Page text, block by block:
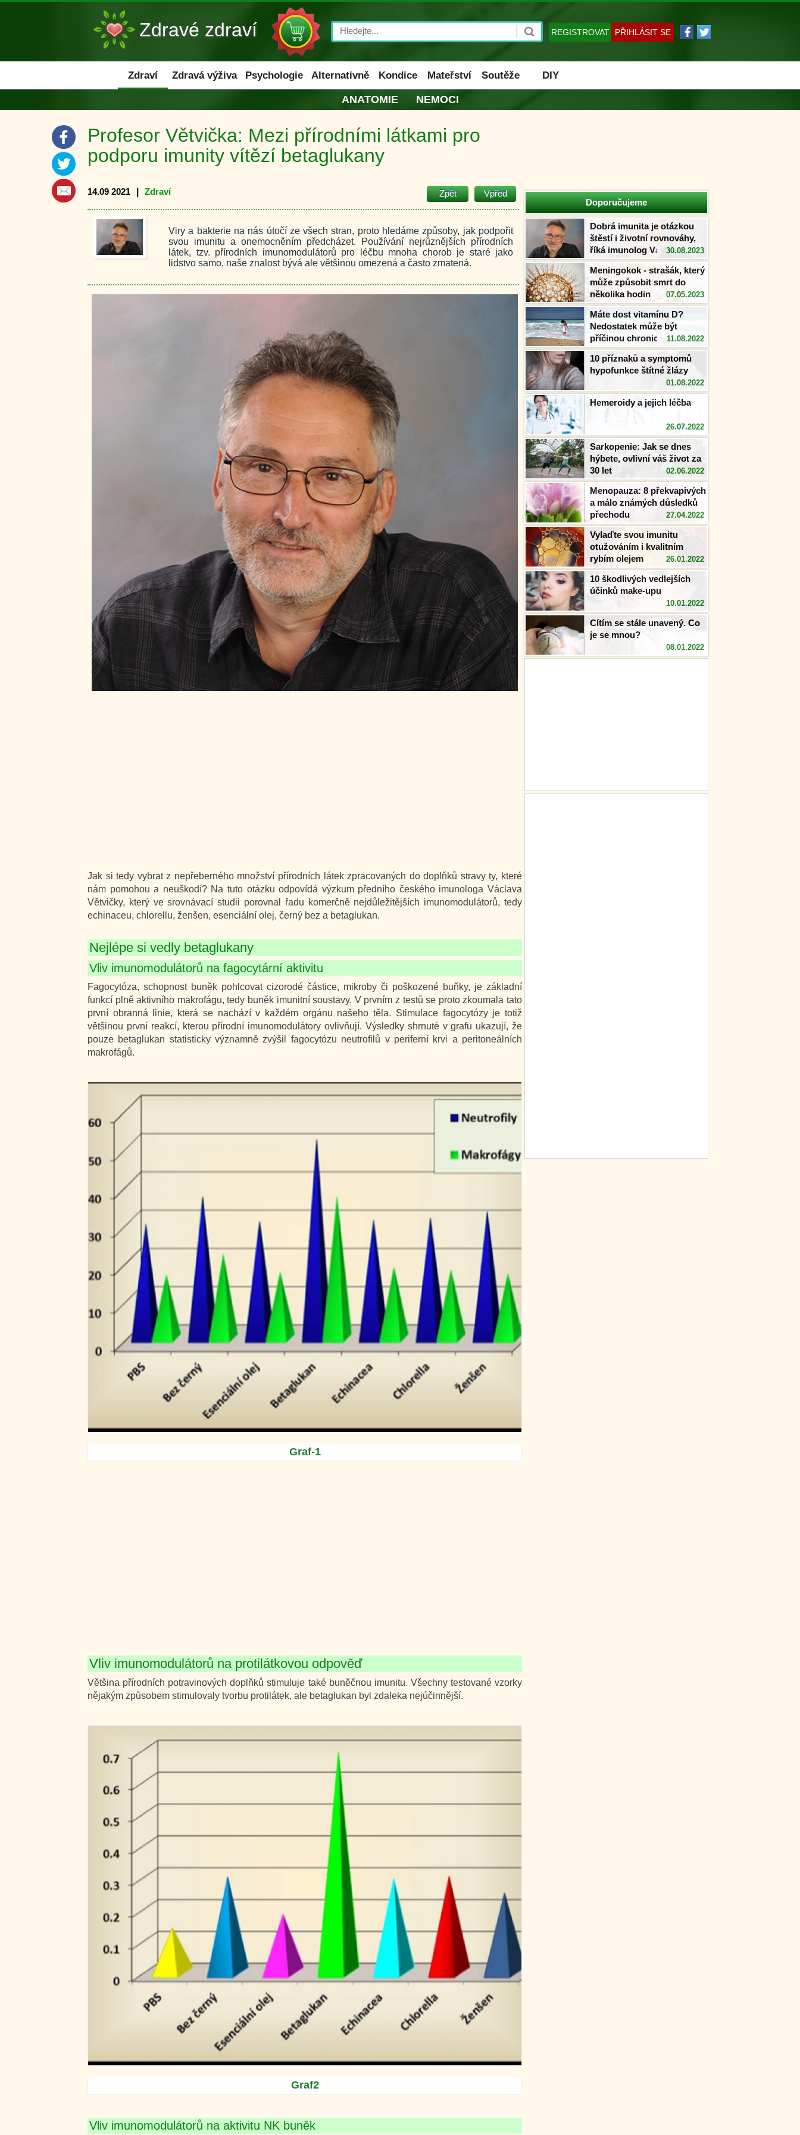
Zdravé zdraví REGISTROVAT PŘIHLÁSIT SE
Search
Zdraví Zdravá výživa Psychologie Alternativně Kondice Mateřství Soutěže DIY
ANATOMIE NEMOCI
Doporučujeme
Dobrá imunita je otázkou
štěstí i životní rovnováhy,
říká imunolog Václav
Větvička
30.08.2023
Meningokok - strašák, který
může způsobit smrt do
několika hodin
07.05.2023
Máte dost vitamínu D?
Nedostatek může být
příčinou chronického
zánětu!
11.08.2022
10 příznaků a symptomů
hypofunkce štítné žlázy
01.08.2022
Hemeroidy a jejich léčba
26.07.2022
Sarkopenie: Jak se dnes
hýbete, ovlivní váš život za
30 let
02.06.2022
Menopauza: 8 překvapivých
a málo známých důsledků
přechodu
27.04.2022
Vylaďte svou imunitu
otužováním i kvalitním
rybím olejem
26.01.2022
10 škodlivých vedlejších
účinků make-upu
10.01.2022
Cítím se stále unavený. Co
je se mnou?
08.01.2022
Profesor Větvička: Mezi přírodními látkami pro
podporu imunity vítězí betaglukany
Zpět Vpřed
14.09 2021 Zdraví
Viry a bakterie na nás útočí ze všech stran, proto hledáme způsoby, jak podpořit
svou imunitu a onemocněním předcházet. Používání nejrůznějších přírodních
látek, tzv. přírodních imunomodulátorů pro léčbu mnoha chorob je staré jako
lidstvo samo, naše znalost bývá ale většinou omezená a často zmatená.
Jak si tedy vybrat z nepřeberného množství přírodních látek zpracovaných do doplňků stravy ty, které
nám pomohou a neuškodí? Na tuto otázku odpovídá výzkum předního českého imunologa Václava
Větvičky, který ve srovnávací studii porovnal řadu komerčně nejdůležitějších imunomodulátorů, tedy
echinaceu, chlorellu, ženšen, esenciální olej, černý bez a betaglukan.
Nejlépe si vedly betaglukany
Vliv imunomodulátorů na fagocytární aktivitu
Fagocytóza, schopnost buněk pohlcovat cizorodé částice, mikroby či poškozené buňky, je základní
funkcí plně aktivního makrofágu, tedy buněk imunitní soustavy. V prvním z testů se proto zkoumala tato
první obranná linie, která se nachází v každém orgánu našeho těla. Stimulace fagocytózy je totiž
většinou první reakcí, kterou přírodní imunomodulátory ovlivňují. Výsledky shrnuté v grafu ukazují, že
pouze betaglukan statisticky významně zvýšil fagocytózu neutrofilů v periferní krvi a peritoneálních
makrofágů.
Graf-1
Vliv imunomodulátorů na protilátkovou odpověď
Většina přírodních potravinových doplňků stimuluje také buněčnou imunitu. Všechny testované vzorky
nějakým způsobem stimulovaly tvorbu protilátek, ale betaglukan byl zdaleka nejúčinnější.
Graf2
Vliv imunomodulátorů na aktivitu NK buněk